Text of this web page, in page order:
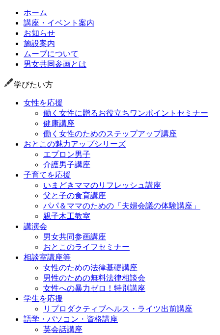
ホーム
講座・イベント案内
お知らせ
施設案内
ムーブについて
男女共同参画とは
学びたい方
女性を応援
働く女性に贈るお役立ちワンポイントセミナー
健康講座
働く女性のためのステップアップ講座
おとこの魅力アップシリーズ
エプロン男子
介護男子講座
子育てを応援
いまどきママのリフレッシュ講座
父と子の食育講座
パパ＆ママのための「夫婦会議の体験講座」
親子木工教室
講演会
男女共同参画講座
おとこのライフセミナー
相談室講座等
女性のための法律基礎講座
男性のための無料法律相談会
女性への暴力ゼロ！特別講座
学生を応援
リプロダクティブヘルス・ライツ出前講座
語学・パソコン・資格講座
英会話講座